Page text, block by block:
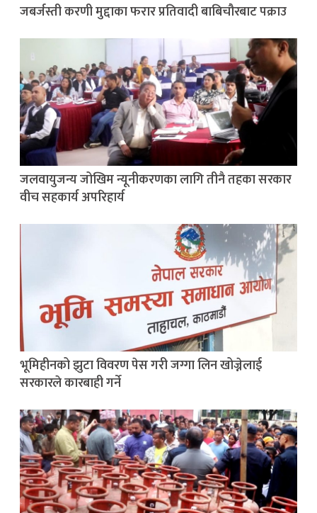
जबर्जस्ती करणी मुद्दाका फरार प्रतिवादी बाबिचौरबाट पक्राउ
जलवायुजन्य जोखिम न्यूनीकरणका लागि तीनै तहका सरकार
वीच सहकार्य अपरिहार्य
भूमिहीनको झुटा विवरण पेस गरी जग्गा लिन खोज्नेलाई
सरकारले कारबाही गर्ने